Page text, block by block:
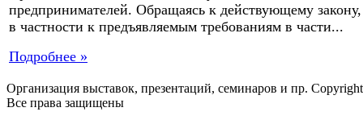
предпринимателей. Обращаясь к действующему закону,
в частности к предъявляемым требованиям в части...
Подробнее »
Организация выставок, презентаций, семинаров и пр.
Все права защищены